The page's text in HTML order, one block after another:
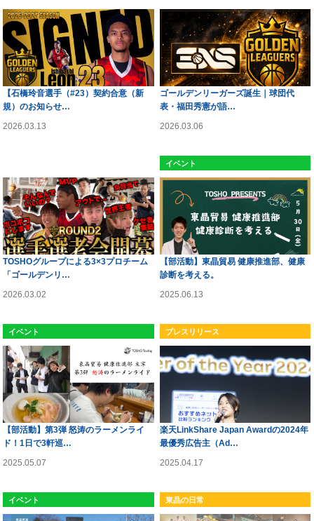
【石橋玲音選手（#23）契約合意（新
規）のお知らせ…
2026.03.13
ゴールデンリーガーズ誕生｜球団代
表・福田秀憲が語…
2026.03.06
TOSHOグループによる3×3プロチーム
「ゴールデンリ…
2026.03.02
イベント
【部活動】東晶貿易 健康推進部、健康
診断を考える。
2025.06.13
イベント
【部活動】第3弾 怒涛のラーメンライ
ド！1日で3軒巡…
2025.05.07
プレスリリース
楽天LinkShare Japan Awardの2024年
最優秀広告主（Ad…
2025.04.17
イベント 東晶の日常